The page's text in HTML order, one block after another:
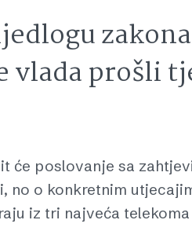
prošli
će poslovanje sa
no o konkretnim
iz tri najveća telekoma